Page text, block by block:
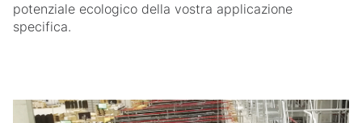
potenziale ecologico della vostra applicazione
specifica.